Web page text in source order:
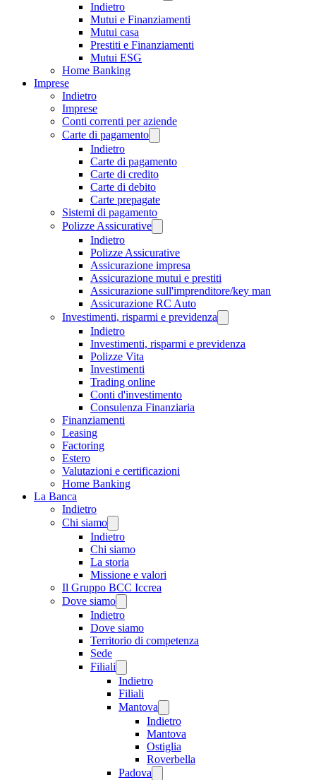
Indietro
Mutui e Finanziamenti
Mutui casa
Prestiti e Finanziamenti
Mutui ESG
Home Banking
Imprese
Indietro
Imprese
Conti correnti per aziende
Carte di pagamento
Indietro
Carte di pagamento
Carte di credito
Carte di debito
Carte prepagate
Sistemi di pagamento
Polizze Assicurative
Indietro
Polizze Assicurative
Assicurazione impresa
Assicurazione mutui e prestiti
Assicurazione sull'imprenditore/key man
Assicurazione RC Auto
Investimenti, risparmi e previdenza
Indietro
Investimenti, risparmi e previdenza
Polizze Vita
Investimenti
Trading online
Conti d'investimento
Consulenza Finanziaria
Finanziamenti
Leasing
Factoring
Estero
Valutazioni e certificazioni
Home Banking
La Banca
Indietro
Chi siamo
Indietro
Chi siamo
La storia
Missione e valori
Il Gruppo BCC Iccrea
Dove siamo
Indietro
Dove siamo
Territorio di competenza
Sede
Filiali
Indietro
Filiali
Mantova
Indietro
Mantova
Ostiglia
Roverbella
Padova